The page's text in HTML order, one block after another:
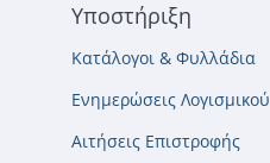
Υποστήριξη
Κατάλογοι & Φυλλάδια
Ενημερώσεις Λογισμικού
Αιτήσεις Επιστροφής